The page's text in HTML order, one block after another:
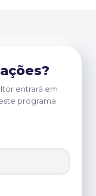
entrará em
programa.